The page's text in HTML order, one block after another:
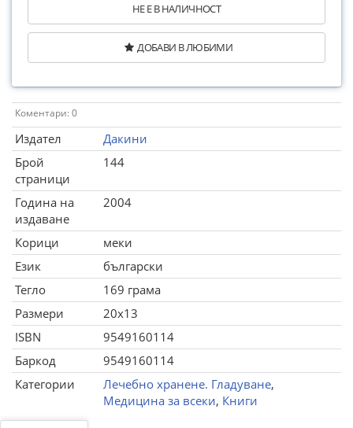
НЕ Е В НАЛИЧНОСТ
ДОБАВИ В ЛЮБИМИ
Коментари: 0
Издател
Дакини
Брой
страници
144
Година на
издаване
2004
Корици
меки
Език
български
Тегло
169 грама
Размери
20x13
ISBN
9549160114
Баркод
9549160114
Категории
Лечебно хранене. Гладуване,
Медицина за всеки, Книги